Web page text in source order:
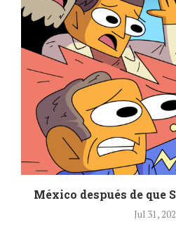
México después de que
Jul 31,